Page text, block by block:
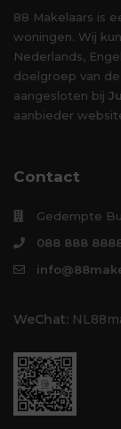
88 Makelaars is
woningen. Wij
Nederlands,
doelgroep van
aangesloten bij
aanbieder
Contact
Gedempte
088 888
WeChat: